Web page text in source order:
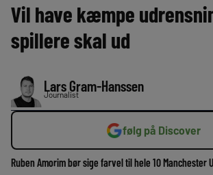
Vil have kæmpe
spillere skal ud
Lars Gram-Hanssen
Journalist
følg på Discover
Ruben Amorim bør sige farvel til hele 10 Manchester